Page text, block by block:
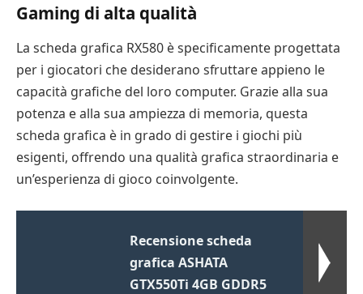
Gaming di alta qualità
La scheda grafica RX580 è specificamente progettata
per i giocatori che desiderano sfruttare appieno le
capacità grafiche del loro computer. Grazie alla sua
potenza e alla sua ampiezza di memoria, questa
scheda grafica è in grado di gestire i giochi più
esigenti, offrendo una qualità grafica straordinaria e
un’esperienza di gioco coinvolgente.
Recensione scheda
grafica ASHATA
GTX550Ti 4GB GDDR5